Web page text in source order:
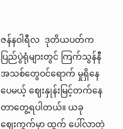
ဇန်နဝါရီလ ဒုတိယပတ်က
ပြည်ပွဲရုံများတွင် ကြက်သွန်နီ
အသစ်တွေဝင်ရောက် မှုရှိနေ
ပေမယ့် ဈေးနှုန်းမြင့်တက်နေ
တာတွေ့ရပါတယ်။ ယခု
ဈေးကွက်မှာ ထွက် ပေါ်လာတဲ့